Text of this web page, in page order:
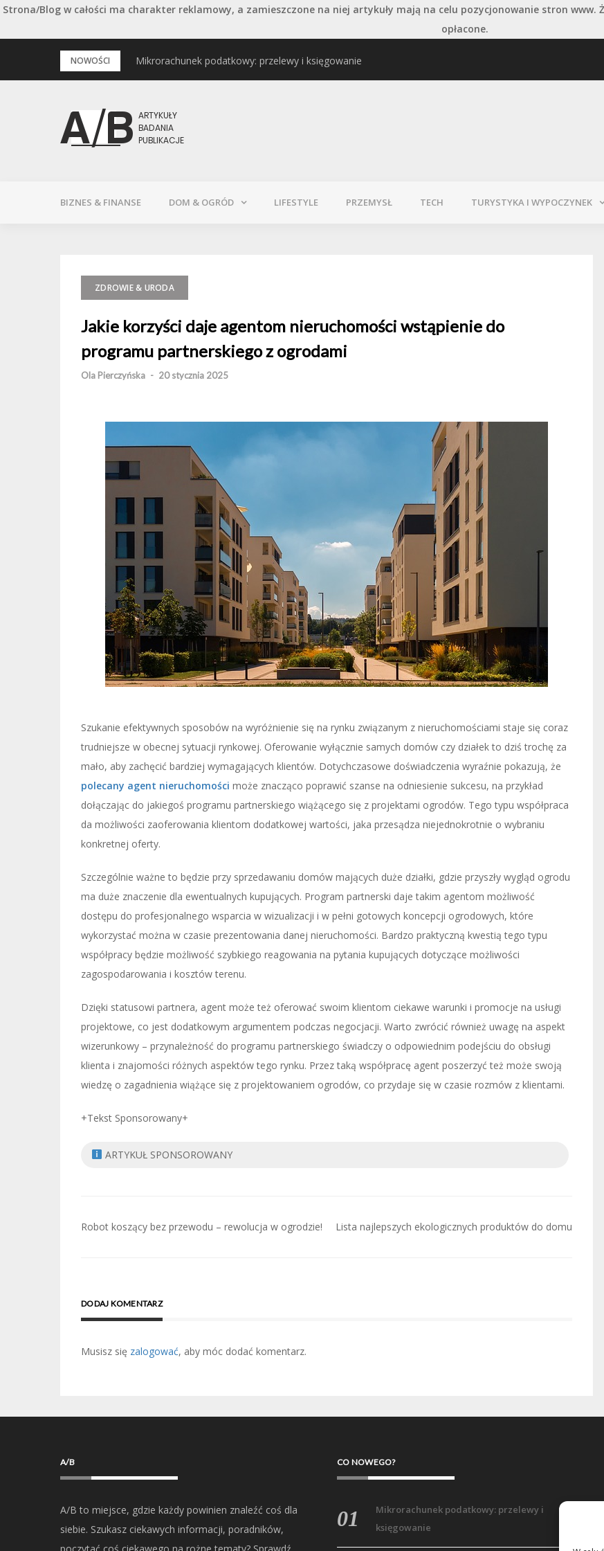
Strona/Blog w całości ma charakter reklamowy, a zamieszczone na niej artykuły mają na celu pozycjonowanie stron
opłacone.
NOWOŚCI Mikrorachunek podatkowy: przelewy i księgowanie
Podstawowe rodzaje śrub – przegląd najważniejszych typów
BIZNES & FINANSE DOM & OGRÓD LIFESTYLE PRZEMYSŁ TECH TURYSTYKA I WYPOCZYNEK
ZDROWIE & URODA
Jakie korzyści daje agentom nieruchomości wstąpienie do
programu partnerskiego z ogrodami
Ola Pierczyńska - 20 stycznia 2025
Szukanie efektywnych sposobów na wyróżnienie się na rynku związanym z nieruchomościami staje się coraz
trudniejsze w obecnej sytuacji rynkowej. Oferowanie wyłącznie samych domów czy działek to dziś trochę za
mało, aby zachęcić bardziej wymagających klientów. Dotychczasowe doświadczenia wyraźnie pokazują, że
polecany agent nieruchomości może znacząco poprawić szanse na odniesienie sukcesu, na przykład
dołączając do jakiegoś programu partnerskiego wiążącego się z projektami ogrodów. Tego typu współpraca
da możliwości zaoferowania klientom dodatkowej wartości, jaka przesądza niejednokrotnie o wybraniu
konkretnej oferty.
Szczególnie ważne to będzie przy sprzedawaniu domów mających duże działki, gdzie przyszły wygląd ogrodu
ma duże znaczenie dla ewentualnych kupujących. Program partnerski daje takim agentom możliwość
dostępu do profesjonalnego wsparcia w wizualizacji i w pełni gotowych koncepcji ogrodowych, które
wykorzystać można w czasie prezentowania danej nieruchomości. Bardzo praktyczną kwestią tego typu
współpracy będzie możliwość szybkiego reagowania na pytania kupujących dotyczące możliwości
zagospodarowania i kosztów terenu.
Dzięki statusowi partnera, agent może też oferować swoim klientom ciekawe warunki i promocje na usługi
projektowe, co jest dodatkowym argumentem podczas negocjacji. Warto zwrócić również uwagę na aspekt
wizerunkowy – przynależność do programu partnerskiego świadczy o odpowiednim podejściu do obsługi
klienta i znajomości różnych aspektów tego rynku. Przez taką współpracę agent poszerzyć też może swoją
wiedzę o zagadnienia wiążące się z projektowaniem ogrodów, co przydaje się w czasie rozmów z klientami.
+Tekst Sponsorowany+
ARTYKUŁ SPONSOROWANY
Nawigacja
Robot koszący bez przewodu – rewolucja w ogrodzie! Lista najlepszych ekologicznych produktów do domu
DODAJ KOMENTARZ
Musisz się zalogować, aby móc dodać komentarz.
A/B
A/B to miejsce, gdzie każdy powinien znaleźć coś dla
siebie. Szukasz ciekawych informacji, poradników,
CO NOWEGO?
Mikrorachunek podatkowy: przelewy i
księgowanie